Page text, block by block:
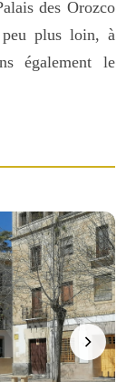
des Orozco
plus loin, à
également le